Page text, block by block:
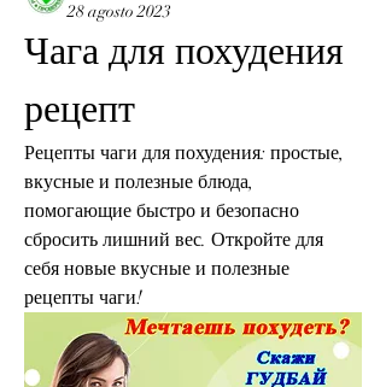
28 agosto 2023
Чага для похудения
рецепт
Рецепты чаги для похудения: простые,
вкусные и полезные блюда,
помогающие быстро и безопасно
сбросить лишний вес. Откройте для
себя новые вкусные и полезные
рецепты чаги!